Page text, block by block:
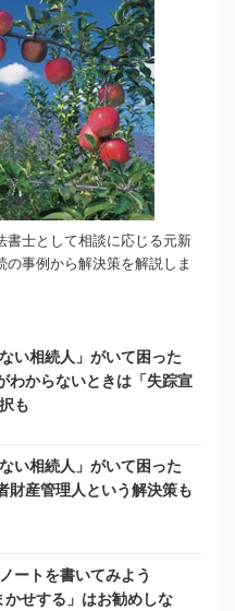
書士として相談に応じる元新
事例から解決策を解説しま
い相続人」がいて困った
わからないときは「失踪宣
も
い相続人」がいて困った
財産管理人という解決策も
ートを書いてみよう
かせする」はお勧めしな